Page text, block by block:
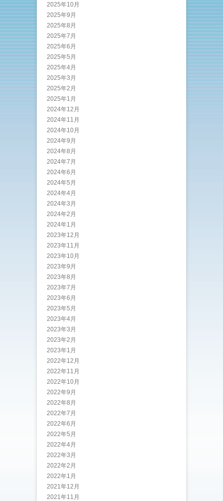
2025年10月
2025年9月
2025年8月
2025年7月
2025年6月
2025年5月
2025年4月
2025年3月
2025年2月
2025年1月
2024年12月
2024年11月
2024年10月
2024年9月
2024年8月
2024年7月
2024年6月
2024年5月
2024年4月
2024年3月
2024年2月
2024年1月
2023年12月
2023年11月
2023年10月
2023年9月
2023年8月
2023年7月
2023年6月
2023年5月
2023年4月
2023年3月
2023年2月
2023年1月
2022年12月
2022年11月
2022年10月
2022年9月
2022年8月
2022年7月
2022年6月
2022年5月
2022年4月
2022年3月
2022年2月
2022年1月
2021年12月
2021年11月